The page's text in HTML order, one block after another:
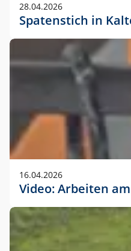
28.04.2026
Spatenstich in
16.04.2026
Video: Arbeiten